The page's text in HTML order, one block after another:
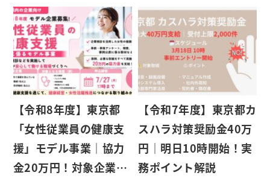
【令和8年度】東京都
「女性従業員の健康支
援」モデル事業｜協力
金20万円！対象企業…
【令和7年度】東京都カ
スハラ対策奨励金40万
円｜明日10時開始！実
務ポイント解説